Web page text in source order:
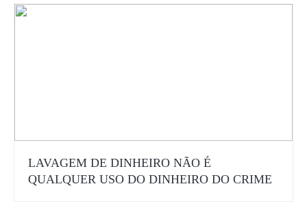
LAVAGEM DE DINHEIRO NÃO É
QUALQUER USO DO DINHEIRO DO CRIME